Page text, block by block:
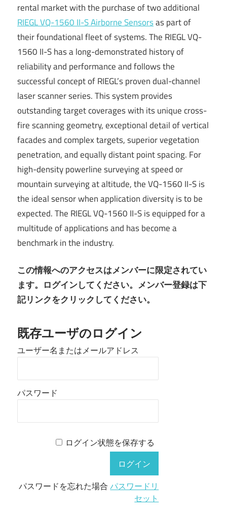
rental market with the purchase of two additional
RIEGL VQ-1560 II-S Airborne Sensorsas part of
their foundational fleet of systems. The RIEGL VQ-
1560 II-S has a long-demonstrated history of
reliability and performance and follows the
successful concept of RIEGL’s proven dual-channel
laser scanner series. This system provides
outstanding target coverages with its unique cross-
fire scanning geometry, exceptional detail of vertical
facades and complex targets, superior vegetation
penetration, and equally distant point spacing. For
high-density powerline surveying at speed or
mountain surveying at altitude, the VQ-1560 II-S is
the ideal sensor when application diversity is to be
expected. The RIEGL VQ-1560 II-S is equipped for a
multitude of applications and has become a
benchmark in the industry.
この情報へのアクセスはメンバーに限定されてい
ます。ログインしてください。メンバー登録は下
記リンクをクリックしてください。
既存ユーザのログイン
ユーザー名またはメールアドレス
パスワード
ログイン状態を保存する
パスワードを忘れた場合パスワードリ
セット